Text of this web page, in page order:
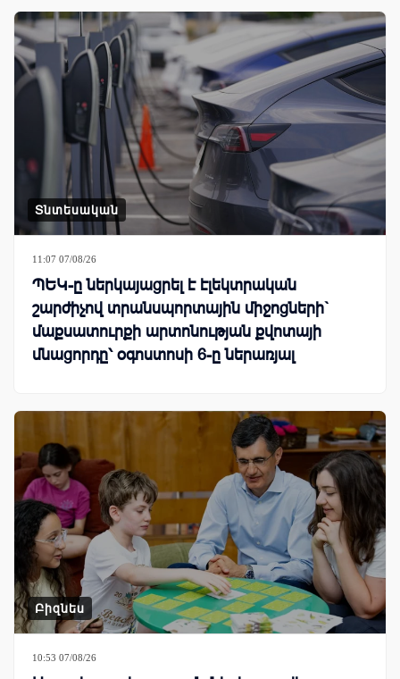
Տնտեսական
11:07 07/08/26
ՊԵԿ-ը ներկայացրել է էլեկտրական
շարժիչով տրանսպորտային միջոցների`
մաքսատուրքի արտոնության քվոտայի
մնացորդը՝ օգոստոսի 6-ը ներառյալ
Բիզնես
10:53 07/08/26